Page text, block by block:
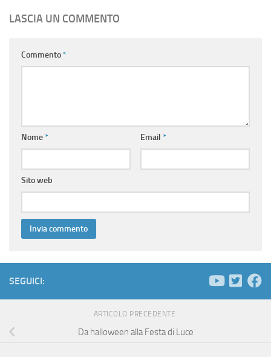
LASCIA UN COMMENTO
Commento*
Nome* Email *
Sito web
SEGUICI:
ARTICOLO PRECEDENTE
Da halloween alla Festa di Luce